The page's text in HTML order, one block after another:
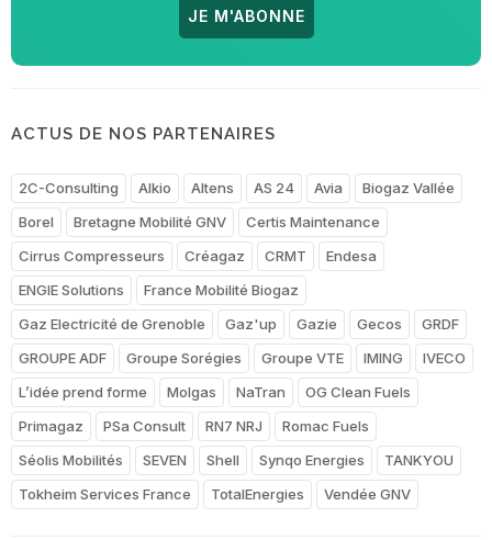
JE M'ABONNE
ACTUS DE NOS PARTENAIRES
2C-Consulting Alkio Altens AS 24 Avia
Biogaz Vallée
Borel
Bretagne Mobilité GNV
Certis Maintenance
Cirrus Compresseurs
Créagaz CRMT
Endesa
ENGIE Solutions
France Mobilité Biogaz
Gaz Electricité de Grenoble
Gaz'up Gazie Gecos
GRDF
GROUPE ADF
Groupe Sorégies Groupe VTE IMING
IVECO
L’idée prend forme
Molgas NaTran
OG Clean Fuels
Primagaz
PSa Consult RN7 NRJ
Romac Fuels
Séolis Mobilités
SEVEN Shell Synqo Energies
TANKYOU
Tokheim Services France
TotalEnergies Vendée GNV